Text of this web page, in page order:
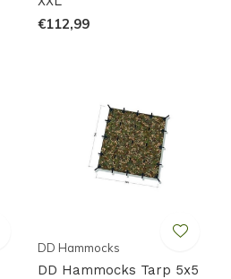
€112,99
DD Hammocks
DD Hammocks Tarp 5x5